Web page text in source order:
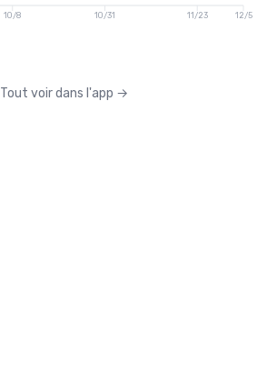
10/8 10/31 11/23 12/5
Tout voir dans l'app →